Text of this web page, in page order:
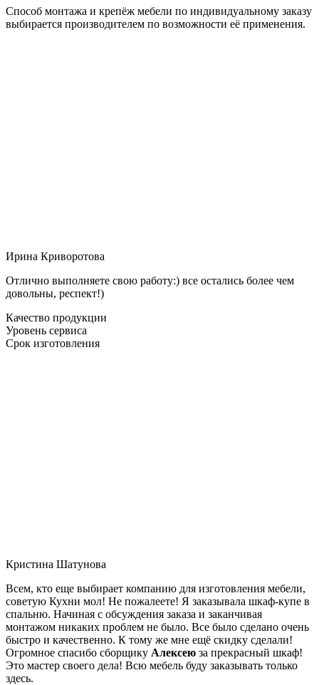
Способ монтажа и крепёж мебели по индивидуальному заказу
выбирается производителем по возможности её применения.
Ирина Криворотова
Отлично выполняете свою работу:) все остались более чем
довольны, респект!)
Качество продукции
Уровень сервиса
Срок изготовления
Кристина Шатунова
Всем, кто еще выбирает компанию для изготовления мебели,
советую Кухни мол! Не пожалеете! Я заказывала шкаф-купе в
спальню. Начиная с обсуждения заказа и заканчивая
монтажом никаких проблем не было. Все было сделано очень
быстро и качественно. К тому же мне ещё скидку сделали!
Огромное спасибо сборщику Алексею за прекрасный шкаф!
Это мастер своего дела! Всю мебель буду заказывать только
здесь.